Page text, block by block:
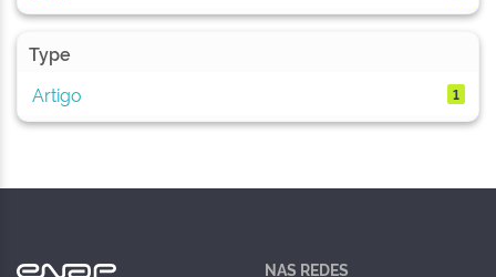
Type
Artigo
1
NAS REDES